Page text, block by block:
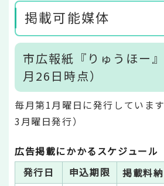
掲載可能媒体
市広報紙『りゅうほー
月26日時点）
毎月第1月曜日に発行していま
3月曜日発行）
広告掲載にかかるスケジュール
発行日
申込期限
掲載料